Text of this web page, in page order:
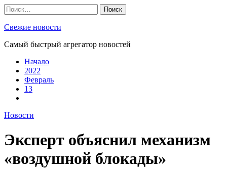
Skip
to
content
Найти:
Свежие новости
Самый быстрый агрегатор новостей
Начало
2022
Февраль
13
Новости
Эксперт объяснил механизм
«воздушной блокады»